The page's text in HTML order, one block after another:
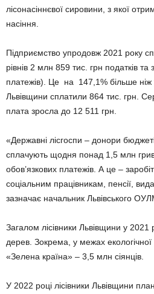
лісонасіннєвої сировини, з якої
насіння.
Підприємство упродовж 2021 року
рівнів 2 млн 859 тис. грн податків та
платежів). Це на 147,1% більше
Львівщини сплатили 864 тис. грн.
плата зросла до 12 511 грн.
«Державні лісгоспи – донори
сплачують щодня понад 1,5 млн
обов’язкових платежів. А це –
соціальним працівникам, пенсії,
зазначає начальник Львівського
Загалом лісівники Львівщини у
дерев. Зокрема, у межах екологічної
«Зелена країна» – 3,5 млн сіянців.
У 2022 році лісівники Львівщини